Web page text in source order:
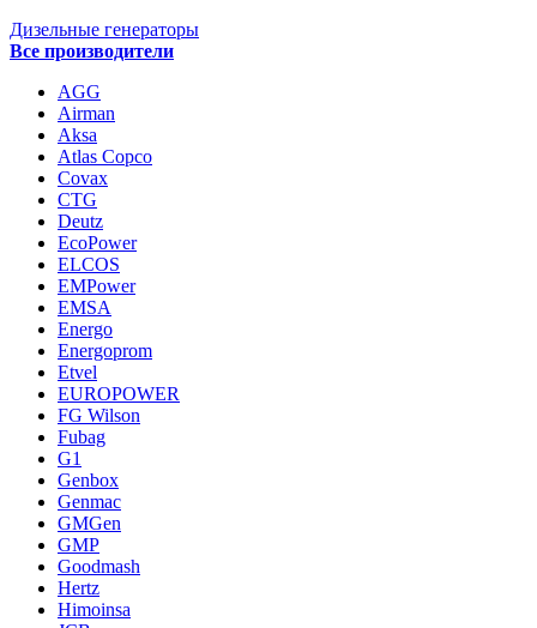
Дизельные генераторы
Все производители
AGG
Airman
Aksa
Atlas Copco
Covax
CTG
Deutz
EcoPower
ELCOS
EMPower
EMSA
Energo
Energoprom
Etvel
EUROPOWER
FG Wilson
Fubag
G1
Genbox
Genmac
GMGen
GMP
Goodmash
Hertz
Himoinsa